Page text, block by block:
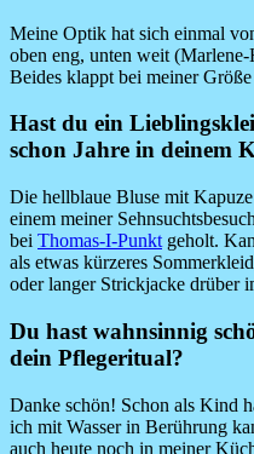
Meine Optik hat sich einmal
oben eng, unten weit
Beides klappt bei meiner
Hast du ein
schon Jahre in deinem
Die hellblaue Bluse mit
einem meiner
bei Thomas-I-Punkt geholt.
als etwas kürzeres
oder langer Strickjacke drüber
Du hast wahnsinnig
dein Pflegeritual?
Danke schön! Schon als Kind
ich mit Wasser in Berührung
auch heute noch in meiner